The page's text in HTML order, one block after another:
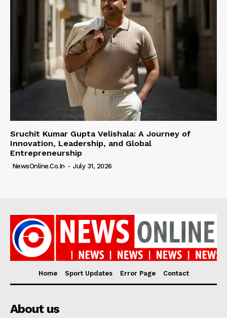
Sruchit Kumar Gupta Velishala: A Journey of
Innovation, Leadership, and Global
Entrepreneurship
NewsOnline.co.in - July 31, 2026
Home Sport Updates Error Page Contact
About us